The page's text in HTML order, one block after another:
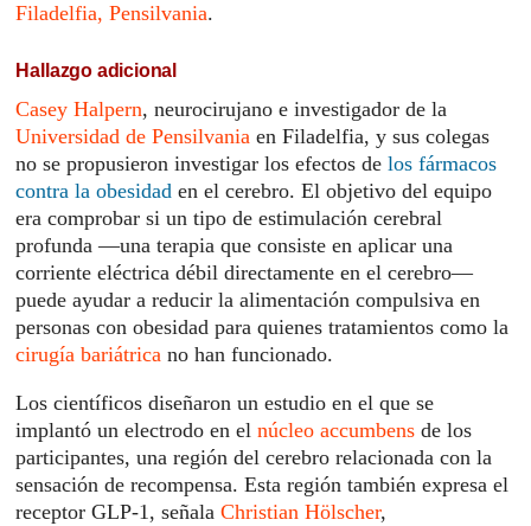
Filadelfia, Pensilvania.
Hallazgo adicional
Casey Halpern, neurocirujano e investigador de la
Universidad de Pensilvania en Filadelfia, y sus colegas
no se propusieron investigar los efectos delos fármacos
contra la obesidad en el cerebro. El objetivo del equipo
era comprobar si un tipo de estimulación cerebral
profunda —una terapia que consiste en aplicar una
corriente eléctrica débil directamente en el cerebro—
puede ayudar a reducir la alimentación compulsiva en
personas con obesidad para quienes tratamientos como la
cirugía bariátrica no han funcionado.
Los científicos diseñaron un estudio en el que se
implantó un electrodo en elnúcleo accumbens de los
participantes, una región del cerebro relacionada con la
sensación de recompensa. Esta región también expresa el
receptor GLP-1, señalaChristian Hölscher,